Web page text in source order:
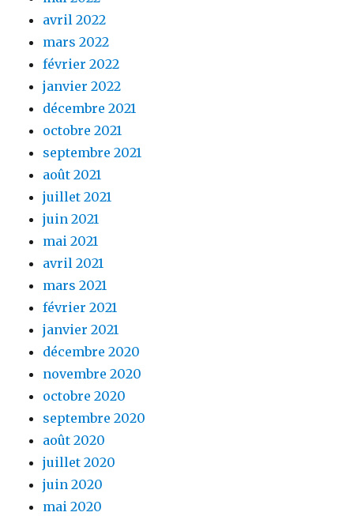
avril 2022
mars 2022
février 2022
janvier 2022
décembre 2021
octobre 2021
septembre 2021
août 2021
juillet 2021
juin 2021
mai 2021
avril 2021
mars 2021
février 2021
janvier 2021
décembre 2020
novembre 2020
octobre 2020
septembre 2020
août 2020
juillet 2020
juin 2020
mai 2020